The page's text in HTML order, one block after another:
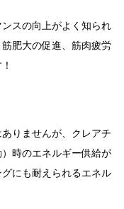
スの向上がよく知られ
肥大の促進、筋肉疲労
りませんが、クレアチ
時のエネルギー供給が
にも耐えられるエネル